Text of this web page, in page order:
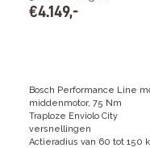
€4.149,-
Bosch Performance Line
middenmotor, 75 Nm
Traploze Enviolo City
versnellingen
Actieradius van 60 tot 150